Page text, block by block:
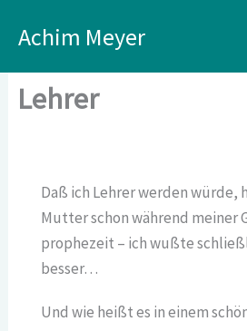
InhaltAchim Meyer
Lehrer
Daß ich Lehrer werden würde,
Mutter schon während meiner
prophezeit – ich wußte
besser…
Und wie heißt es in einem